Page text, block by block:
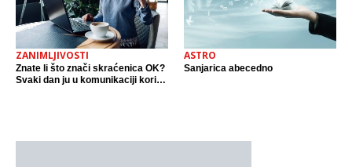
ZANIMLJIVOSTI
Znate li što znači skraćenica OK?
Svaki dan ju u komunikaciji koristi
ASTRO
Sanjarica abecedno